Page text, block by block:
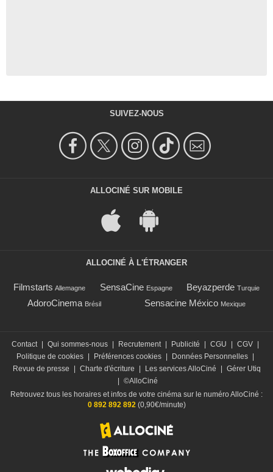
SUIVEZ-NOUS
ALLOCINÉ SUR MOBILE
ALLOCINÉ À L'ÉTRANGER
Filmstarts Allemagne SensaCine Espagne Beyazperde Turquie
AdoroCinema Brésil Sensacine México Mexique
Contact Qui sommes-nous Recrutement Publicité CGU CGV
Politique de cookies
Préférences cookies Données Personnelles
Revue de presse
Charte d'écriture Les services AlloCiné
Gérer Utiq
©AlloCiné
Retrouvez tous les horaires et infos de votre cinéma sur le numéro AlloCiné :
0 892 892 892(0,90€/minute)